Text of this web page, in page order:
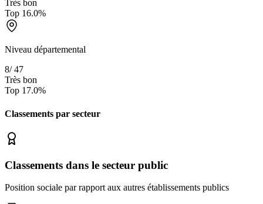
Très bon
Top 16.0%
Niveau départemental
8/47
Très bon
Top 17.0%
Classements par secteur
Classements dans le secteur public
Position sociale par rapport aux autres établissements publics